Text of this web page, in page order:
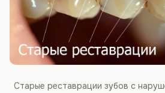
Старые реставрации зубов с